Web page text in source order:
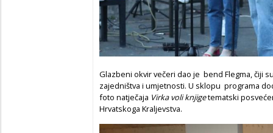
Glazbeni okvir večeri dao je bend Flegma, čiji
zajedništva i umjetnosti. U sklopu programa
foto natječaja Virka voli knjigetematski
Hrvatskoga Kraljevstva.